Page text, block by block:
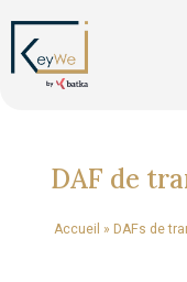
DAF de
Accueil » DAFs de